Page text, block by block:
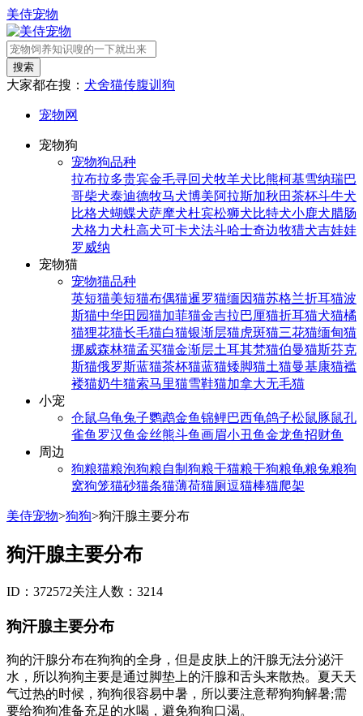
美侍宠物
搜索
大家都在搜： 犬舍猫传腹训狗
宠物网
宠物狗
宠物狗品种
拉布拉多贵宾金毛寻回犬牧羊犬比熊柯基雪纳瑞巴
哥柴犬泰迪德牧马犬博美阿拉斯加秋田茶杯斗牛犬
比格犬蝴蝶犬萨摩犬杜宾松狮犬比特犬小鹿犬腊肠
犬格力犬杜高犬可卡犬法斗哈士奇边牧猎犬吉娃娃
罗威纳
宠物猫
宠物猫品种
英短猫美短猫布偶猫暹罗猫缅因猫苏格兰折耳猫波
斯猫中华田园猫加菲猫金吉拉巴厘猫折耳猫犬猫橘
猫狸花猫长毛猫白猫银渐层猫虎斑猫三花猫缅甸猫
挪威森林猫孟买猫金渐层土耳其梵猫伯曼猫斯芬克
斯猫俄罗斯蓝猫茶杯猫蓝猫矮脚猫土猫曼基康猫褴
褛猫奶牛猫索马里猫雪鞋猫加拿大无毛猫
小宠
仓鼠乌龟兔子鹦鹉金鱼锦鲤巴西龟鸽子松鼠豚鼠孔
雀鱼 罗汉鱼金丝熊斗鱼画眉小丑鱼金龙鱼招财鱼
周边
狗粮猫粮泡狗粮自制狗粮干猫粮干狗粮龟粮兔粮狗
窝狗笼猫砂猫条猫薄荷猫厕逗猫棒猫爬架
美侍宠物>狗狗>狗汗腺主要分布
狗汗腺主要分布
ID：372572关注人数：3214
狗汗腺主要分布
狗的汗腺分布在狗狗的全身，但是皮肤上的汗腺无法分泌汗
水，所以狗狗主要是通过脚垫上的汗腺和舌头来散热。夏天天
气过热的时候，狗狗很容易中暑，所以要注意帮狗狗解暑;需
要给狗狗准备充足的水喝，避免狗狗口渴。